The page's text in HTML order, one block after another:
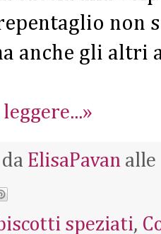
non
anche gli altri
ElisaPavan alle
speziati,